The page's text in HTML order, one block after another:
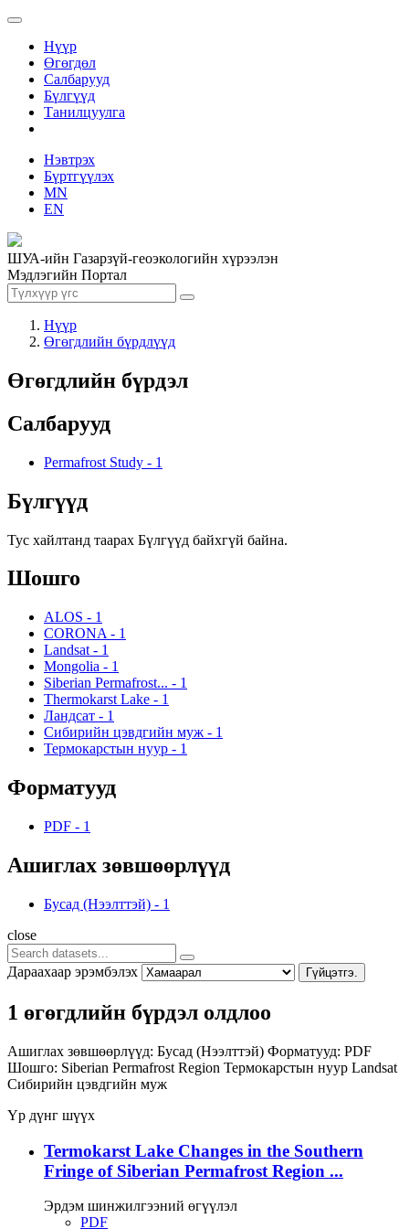
Нүүр
Өгөгдөл
Салбарууд
Бүлгүүд
Танилцуулга
Нэвтрэх
Бүртгүүлэх
MN
EN
ШУА-ийн Газарзүй-геоэкологийн хүрээлэн
Мэдлэгийн Портал
Нүүр
Өгөгдлийн бүрдлүүд
Өгөгдлийн бүрдэл
Салбарууд
Permafrost Study - 1
Бүлгүүд
Тус хайлтанд таарах Бүлгүүд байхгүй байна.
Шошго
ALOS - 1
CORONA - 1
Landsat - 1
Mongolia - 1
Siberian Permafrost... - 1
Thermokarst Lake - 1
Ландсат - 1
Сибирийн цэвдгийн муж - 1
Термокарстын нуур - 1
Форматууд
PDF - 1
Ашиглах зөвшөөрлүүд
Бусад (Нээлттэй) - 1
close
Дараахаар эрэмбэлэх Гүйцэтгэ.
1 өгөгдлийн бүрдэл олдлоо
Ашиглах зөвшөөрлүүд: Бусад (Нээлттэй) Форматууд: PDF
Шошго: Siberian Permafrost Region Термокарстын нуур Landsat
Сибирийн цэвдгийн муж
Үр дүнг шүүх
Termokarst Lake Changes in the Southern
Fringe of Siberian Permafrost Region ...
Эрдэм шинжилгээний өгүүлэл
PDF